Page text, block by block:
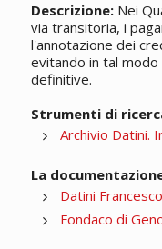
Descrizione:Nei
via transitoria, i
l'annotazione dei
evitando in tal
definitive.
Strumenti di
Archivio Datini.
La
Datini Francesco
Fondaco di